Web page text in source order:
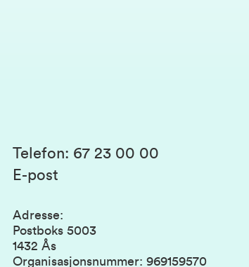
Telefon: 67 23 00 00
E-post
Adresse:
Postboks 5003
1432 Ås
Organisasjonsnummer: 969159570